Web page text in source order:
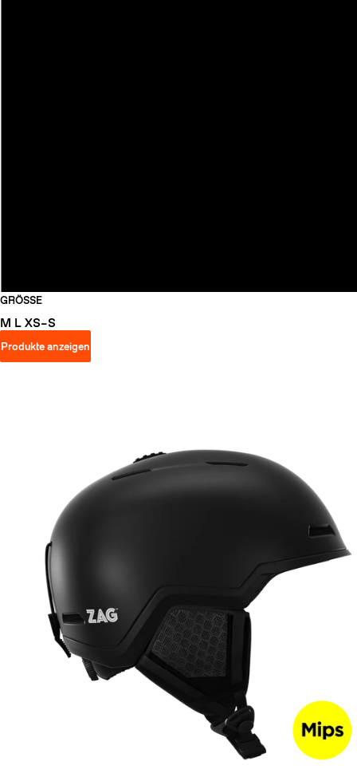
GRÖSSE
M L XS–S
Produkte anzeigen